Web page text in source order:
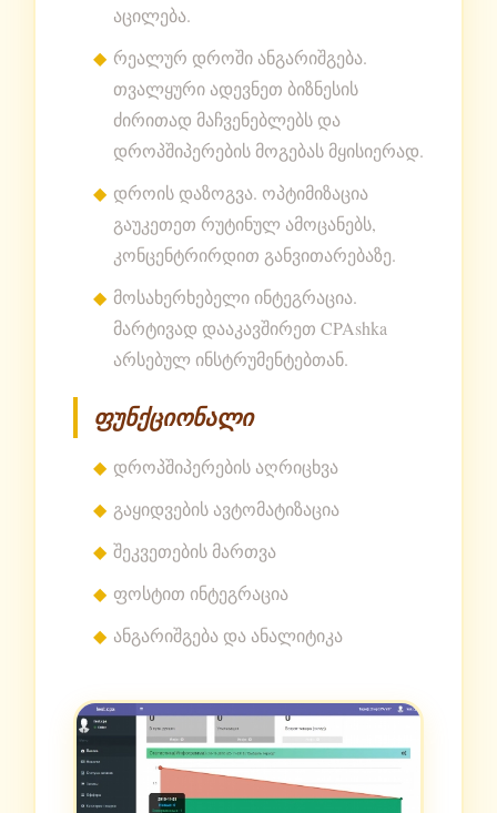
აცილება.
რეალურ დროში ანგარიშგება.
თვალყური ადევნეთ ბიზნესის
ძირითად მაჩვენებლებს და
დროპშიპერების მოგებას მყისიერად.
დროის დაზოგვა. ოპტიმიზაცია
გაუკეთეთ რუტინულ ამოცანებს,
კონცენტრირდით განვითარებაზე.
მოსახერხებელი ინტეგრაცია.
მარტივად დააკავშირეთ CPAshka
არსებულ ინსტრუმენტებთან.
ფუნქციონალი
დროპშიპერების აღრიცხვა
გაყიდვების ავტომატიზაცია
შეკვეთების მართვა
ფოსტით ინტეგრაცია
ანგარიშგება და ანალიტიკა